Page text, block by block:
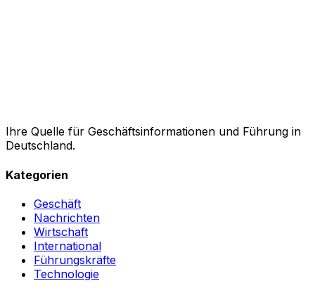
Ihre Quelle für Geschäftsinformationen und Führung in
Deutschland.
Kategorien
Geschäft
Nachrichten
Wirtschaft
International
Führungskräfte
Technologie